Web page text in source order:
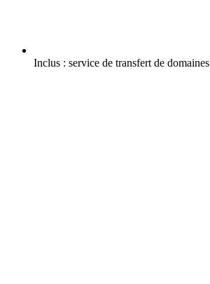
Inclus : service de transfert de domaines